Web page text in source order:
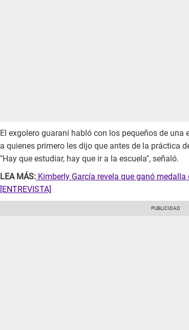
El exgolero guaraní habló con los pequeños de una
a quienes primero les dijo que antes de la práctica
"Hay que estudiar, hay que ir a la escuela", señaló.
LEA MÁS: Kimberly García revela que ganó
[ENTREVISTA]